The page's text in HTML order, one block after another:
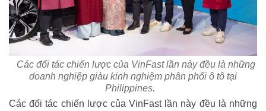
Các đối tác chiến lược của VinFast lần này đều là những
doanh nghiệp giàu kinh nghiệm phân phối ô tô tại
Philippines.
Các đối tác chiến lược của VinFast lần này đều là những